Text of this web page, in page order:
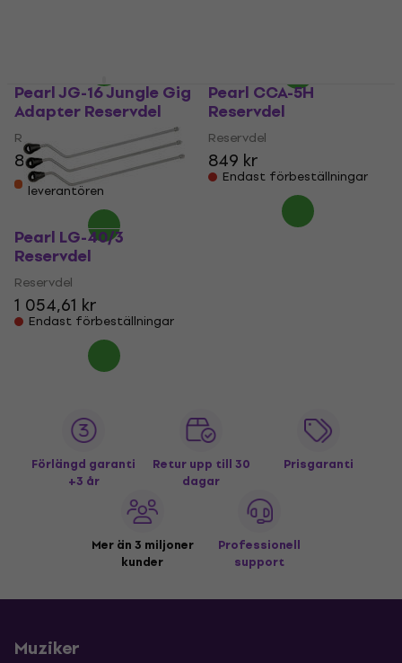
Pearl JG-16 Jungle Gig
Adapter Reservdel
Reservdel
838 kr
Finns i lager hos
leverantören
Pearl CCA-5H
Reservdel
Reservdel
849 kr
Endast förbeställningar
Pearl LG-40/3
Reservdel
Reservdel
1 054,61 kr
Endast förbeställningar
Förlängd garanti
+3 år
Retur upp till 30
dagar
Prisgaranti
Mer än 3 miljoner
kunder
Professionell
support
Muziker